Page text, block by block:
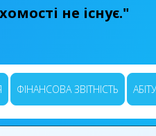
не існує."
ФІНАНСОВА ЗВІТНІСТЬ